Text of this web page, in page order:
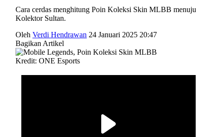
Cara cerdas menghitung Poin Koleksi Skin MLBB menuju
Kolektor Sultan.
Oleh Verdi Hendrawan 24 Januari 2025 20:47
Bagikan Artikel
Kredit: ONE Esports